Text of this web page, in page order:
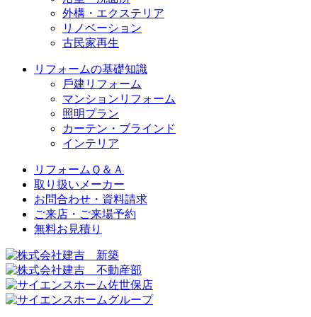
外構・エクステリア
リノベーション
古民家再生
リフォームの基礎知識
⼾建リフォーム
マンションリフォーム
照明プラン
カーテン・ブラインド
インテリア
リフォームＱ＆Ａ
取り扱いメーカー
お問合わせ・資料請求
ご来店・ご来場予約
無料お⾒積り